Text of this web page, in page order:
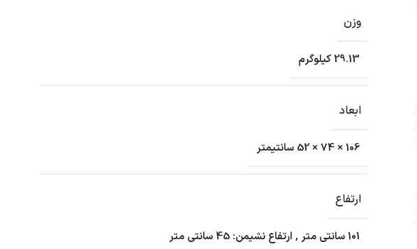
وزن
29.13 کیلوگرم
ابعاد
106 × 74 × 52 سانتیمتر
ارتفاع
101 سانتی متر , ارتفاع نشیمن: 45 سانتی متر